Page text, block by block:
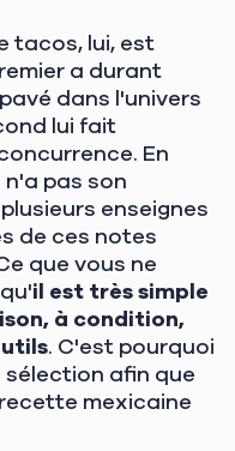
tacos, lui, est
a durant
dans l'univers
lui fait
En
pas son
enseignes
de ces notes
que vous ne
il est très simple
à condition,
. C'est pourquoi
afin que
mexicaine